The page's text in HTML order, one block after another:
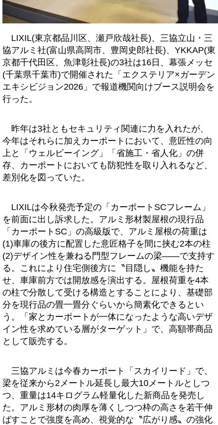
LIXIL(東京都品川区、瀬戸欣哉社長)、三協立山・三
協アルミ社(富山県高岡市、豊岡史郎社長)、YKKAP(東
京都千代田区、魚津彰社長)の3社は16日、幕張メッセ
(千葉県千葉市)で開催された「エクステリア×ガーデン
エキシビジョン2026」で報道機関向けブース説明会を
行った。
昨年は3社ともセキュリティ関連に力を入れたが、
今年はそれらに加えカーポートにおいて、意匠性の向
上と「ウェルビーイング」「省施工・省人化」の併
存、カーポートにおいても防犯性を取り入れるなど、
差別化を図っていた。
LIXILは今秋発売予定の「カーポートSCフレーム」
を前面に出し訴求した。アルミ形材製屋根の現行品
「カーポートSC」の高級版で、アルミ屋根の荷重は
(1)車庫の後方に配置した意匠格子を間に挟む2本の柱
(2)デザイン性を兼ねる門型フレームの梁――で支持す
る。これにより住宅側後方に〝目隠し〟機能を持た
せ、車庫前方では開放感を演出する。屋根荷重を4本
の柱で分散して受ける構造とすることにより、基礎部
分を現行品の畳一畳分ぐらいから簡素化できるとい
う。「家とカーポートが一体になったような高いデザ
イン性を求めている層がターゲット」で、高額帯商品
として販売する。
三協アルミは今春カーポート「スカイリード」で、
梁を従来から2メートル延長し最大10メートルとしつ
つ、重量は14キログラム軽量化した新商品を発売し
た。アルミ形材の肉厚を薄くしつつ枠の高さを若干伸
ばすことで強度を高め、視覚的な〝広がり感〟の強化